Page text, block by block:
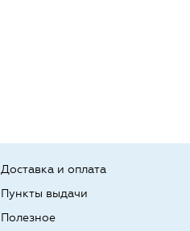
Доставка и оплата
Пункты выдачи
Полезное